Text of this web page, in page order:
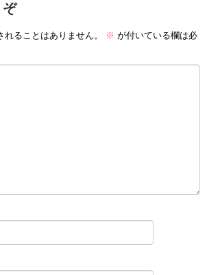
ぞ
ることはありません。 ※ が付いている欄は必